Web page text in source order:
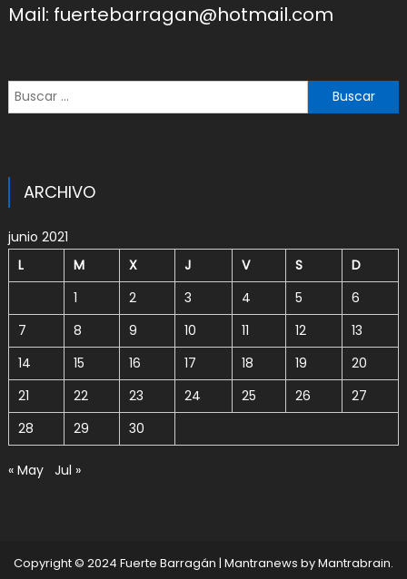
Mail: fuertebarragan@hotmail.com
Buscar:
ARCHIVO
junio 2021
L
M X J V S
D
1
2 3 4 5
6
7
8 9 10 11 12
13
14
15 16 17 18 19
20
21
22 23 24 25 26
27
28
29 30
« May Jul »
Copyright © 2024 Fuerte Barragán | Mantranews byMantrabrain.